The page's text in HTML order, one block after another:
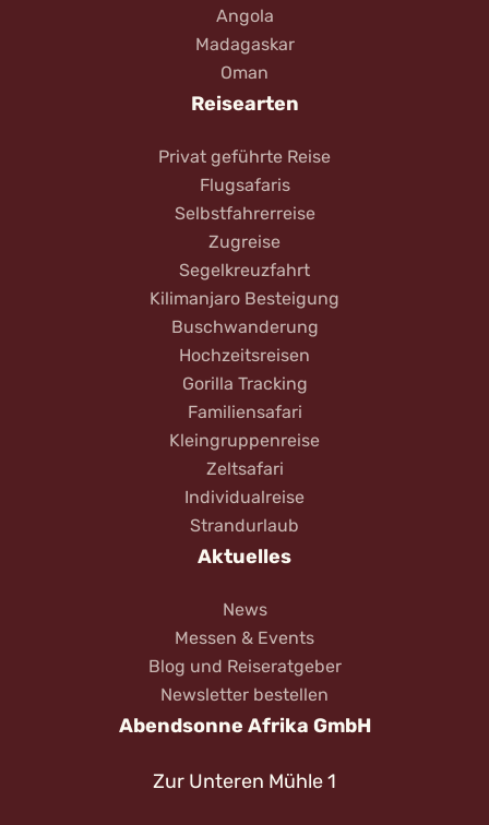
Angola
Madagaskar
Oman
Reisearten
Privat geführte Reise
Flugsafaris
Selbstfahrerreise
Zugreise
Segelkreuzfahrt
Kilimanjaro Besteigung
Buschwanderung
Hochzeitsreisen
Gorilla Tracking
Familiensafari
Kleingruppenreise
Zeltsafari
Individualreise
Strandurlaub
Aktuelles
News
Messen & Events
Blog und Reiseratgeber
Newsletter bestellen
Abendsonne Afrika GmbH
Zur Unteren Mühle 1